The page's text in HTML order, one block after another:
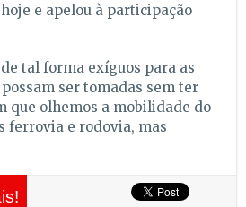
e apelou à participação
tal forma exíguos para as
ser tomadas sem ter
que olhemos a mobilidade do
ferrovia e rodovia, mas